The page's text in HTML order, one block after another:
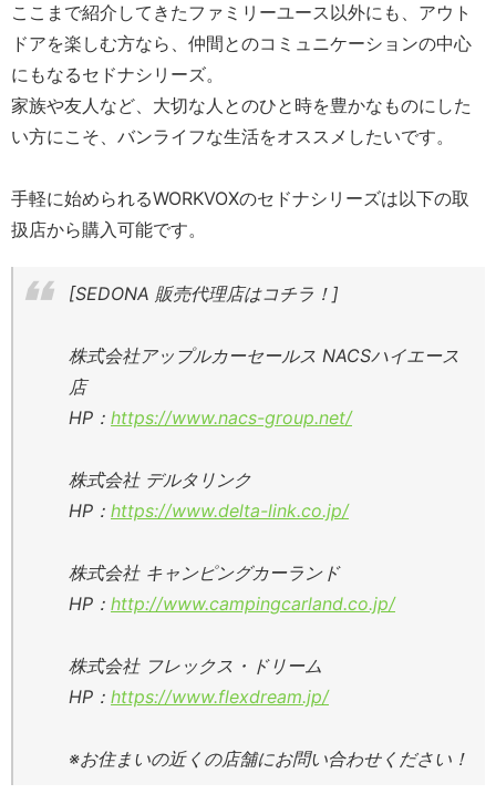
ここまで紹介してきたファミリーユース以外にも、 アウト
ドアを楽しむ方なら、 仲間とのコミュニケーションの中心
にもなるセドナシリーズ。
家族や友人など、 大切な人とのひと時を豊かなものにした
い方にこそ、 バンライフな生活をオススメしたいです。
手軽に始められるWORKVOXのセドナシリーズは以下の取
扱店から購入可能です。
[SEDONA 販売代理店はコチラ！]
株式会社アップルカーセールス NACSハイエース
店
HP： https://www.nacs-group.net/
株式会社 デルタリンク
HP： https://www.delta-link.co.jp/
株式会社 キャンピングカーランド
HP： http://www.campingcarland.co.jp/
株式会社 フレックス・ドリーム
HP： https://www.flexdream.jp/
※お住まいの近くの店舗にお問い合わせください！